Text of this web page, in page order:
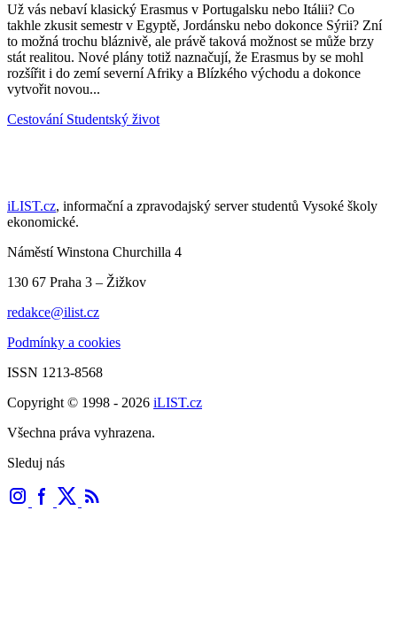
Už vás nebaví klasický Erasmus v Portugalsku nebo Itálii? Co
takhle zkusit semestr v Egyptě, Jordánsku nebo dokonce Sýrii? Zní
to možná trochu bláznivě, ale právě taková možnost se může brzy
stát realitou. Nové plány totiž naznačují, že Erasmus by se mohl
rozšířit i do zemí severní Afriky a Blízkého východu a dokonce
vytvořit novou...
Cestování Studentský život
iLIST.cz, informační a zpravodajský server studentů Vysoké školy
ekonomické.
Náměstí Winstona Churchilla 4
130 67 Praha 3 – Žižkov
redakce@ilist.cz
Podmínky a cookies
ISSN 1213-8568
Copyright © 1998 - 2026 iLIST.cz
Všechna práva vyhrazena.
Sleduj nás